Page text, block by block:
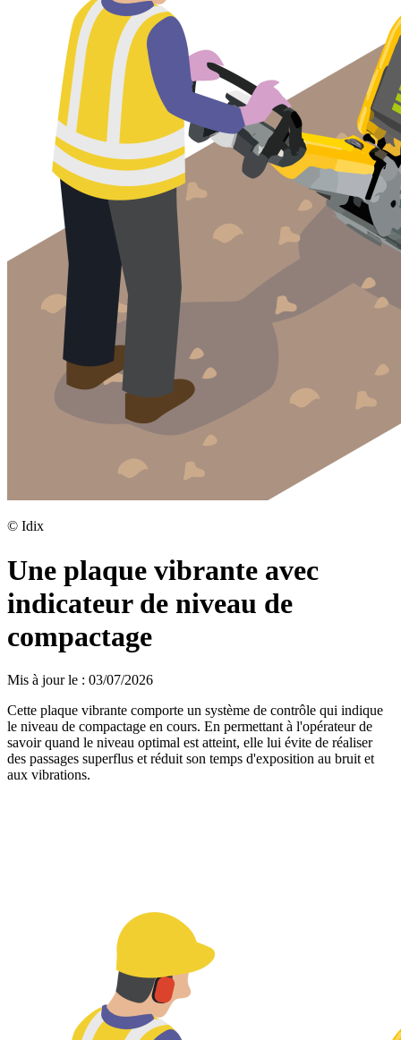
© Idix
Une plaque vibrante avec
indicateur de niveau de
compactage
Mis à jour le : 03/07/2026
Cette plaque vibrante comporte un système de contrôle qui indique
le niveau de compactage en cours. En permettant à l'opérateur de
savoir quand le niveau optimal est atteint, elle lui évite de réaliser
des passages superflus et réduit son temps d'exposition au bruit et
aux vibrations.